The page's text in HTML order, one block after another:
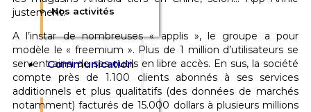
Nos activités
Communication
justement.
A l’instar de nombreuses « applis », le groupe a pour
modèle le « freemium ». Plus de 1 million d’utilisateurs se
servent ainsi de ses outils en libre accès. En sus, la société
compte près de 1.100 clients abonnés à ses services
additionnels et plus qualitatifs (des données de marchés
notamment) facturés de 15.000 dollars à plusieurs millions